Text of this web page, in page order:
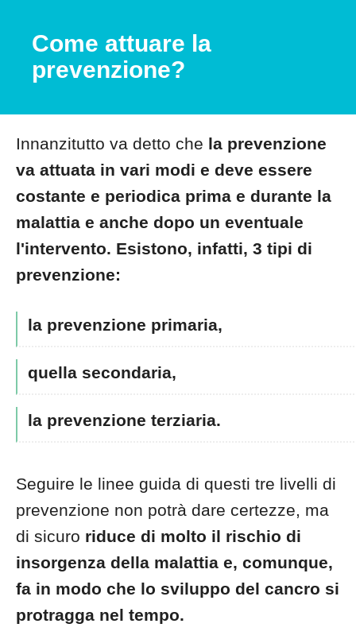
Come attuare la
prevenzione?
Innanzitutto va detto che la prevenzione
va attuata in vari modi e deve essere
costante e periodica prima e durante la
malattia e anche dopo un eventuale
l'intervento. Esistono, infatti, 3 tipi di
prevenzione:
la prevenzione primaria,
quella secondaria,
la prevenzione terziaria.
Seguire le linee guida di questi tre livelli di
prevenzione non potrà dare certezze, ma
di sicuro riduce di molto il rischio di
insorgenza della malattia e, comunque,
fa in modo che lo sviluppo del cancro si
protragga nel tempo.